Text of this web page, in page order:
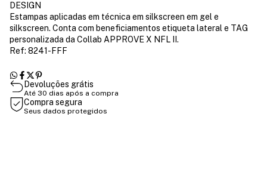
DESIGN
Estampas aplicadas em técnica em silkscreen em gel e
silkscreen. Conta com beneficiamentos etiqueta lateral e TAG
personalizada da Collab APPROVE X NFL II.
Ref: 8241-FFF
Devoluções grátis
Até 30 dias após a compra
Compra segura
Seus dados protegidos